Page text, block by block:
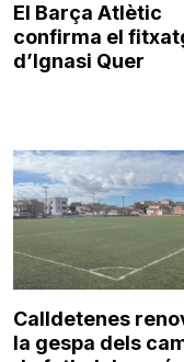
El Barça Atlètic
confirma el
d’Ignasi Quer
Calldetenes
la gespa dels